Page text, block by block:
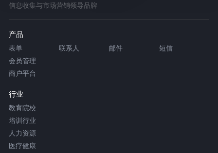
信息收集与市场营销领导品牌
产品
表单 联系人 邮件
短信
会员管理
商户平台
行业
教育院校
培训行业
人力资源
医疗健康